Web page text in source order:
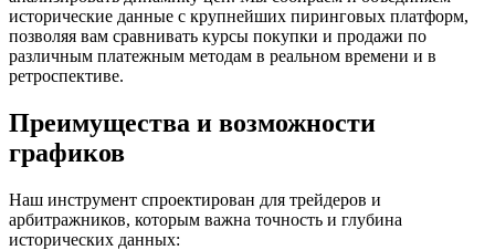
исторические данные с крупнейших пиринговых платформ,
позволяя вам сравнивать курсы покупки и продажи по
различным платежным методам в реальном времени и в
ретроспективе.
Преимущества и возможности
графиков
Наш инструмент спроектирован для трейдеров и
арбитражников, которым важна точность и глубина
исторических данных: